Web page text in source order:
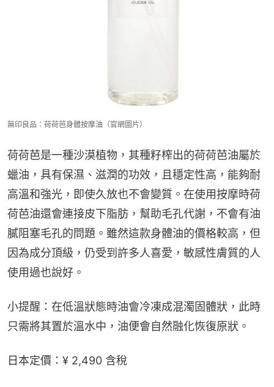
無印良品：荷荷芭身體按摩油（官網圖片）
荷荷芭是一種沙漠植物，其種籽榨出的荷荷芭油屬於
蠟油，具有保濕、滋潤的功效，且穩定性高，能夠耐
高溫和強光，即使久放也不會變質。在使用按摩時荷
荷芭油還會連接皮下脂肪，幫助毛孔代謝，不會有油
膩阻塞毛孔的問題。雖然這款身體油的價格較高，但
因為成分頂級，仍受到許多人喜愛，敏感性膚質的人
使用過也說好。
小提醒：在低溫狀態時油會冷凍成混濁固體狀，此時
只需將其置於溫水中，油便會自然融化恢復原狀。
日本定價：¥ 2,490 含稅